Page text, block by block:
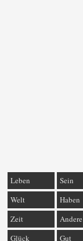
Leben Sein
Welt
Haben
Zeit
Andere
Glück
Gut